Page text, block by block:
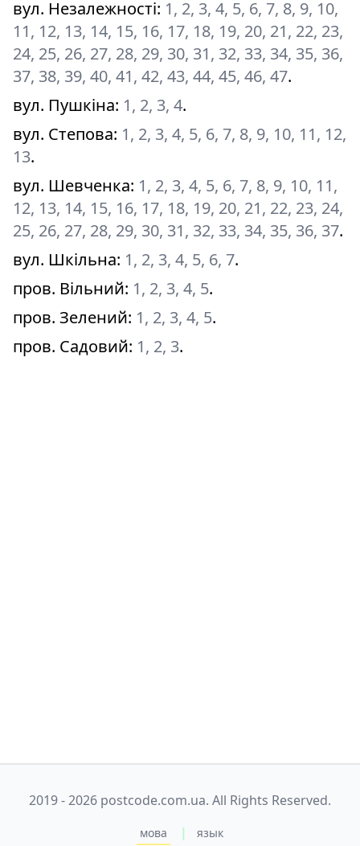
вул. Незалежності: 1, 2, 3, 4, 5, 6, 7, 8, 9, 10,
11, 12, 13, 14, 15, 16, 17, 18, 19, 20, 21, 22, 23,
24, 25, 26, 27, 28, 29, 30, 31, 32, 33, 34, 35, 36,
37, 38, 39, 40, 41, 42, 43, 44, 45, 46, 47.
вул. Пушкіна: 1, 2, 3, 4.
вул. Степова: 1, 2, 3, 4, 5, 6, 7, 8, 9, 10, 11, 12,
13.
вул. Шевченка: 1, 2, 3, 4, 5, 6, 7, 8, 9, 10, 11,
12, 13, 14, 15, 16, 17, 18, 19, 20, 21, 22, 23, 24,
25, 26, 27, 28, 29, 30, 31, 32, 33, 34, 35, 36, 37.
вул. Шкільна: 1, 2, 3, 4, 5, 6, 7.
пров. Вільний: 1, 2, 3, 4, 5.
пров. Зелений: 1, 2, 3, 4, 5.
пров. Садовий: 1, 2, 3.
2019 - 2026 postcode.com.ua. All Rights Reserved.
мова | язык